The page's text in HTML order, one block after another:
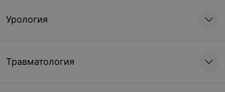
Урология
Травматология